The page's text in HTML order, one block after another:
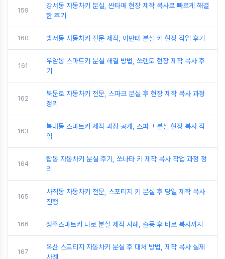
159
강서동 자동차키 분실, 싼타페 현장 제작 복사로 빠르게 해결
한 후기
160 방서동 자동차키 전문 제작, 아반떼 분실 키 현장 작업 후기
161
우암동 스마트키 분실 해결 방법, 쏘렌토 현장 제작 복사 후
기
162
북문로 자동차키 전문, 스파크 분실 후 현장 제작 복사 과정
정리
163
복대동 스마트키 제작 과정 공개, 스파크 분실 현장 복사 작
업
164
탑동 자동차키 분실 후기, 쏘나타 키 제작 복사 작업 과정 정
리
165
사직동 자동차키 전문, 스포티지 키 분실 후 당일 제작 복사
진행
166 청주스마트키 니로 분실 제작 사례, 출동 후 바로 복사까지
167
옥산 스포티지 자동차키 분실 후 대처 방법, 제작 복사 실제
사례